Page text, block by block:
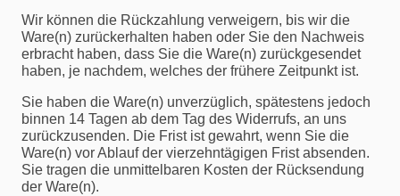
Wir können die Rückzahlung verweigern, bis wir die
Ware(n) zurückerhalten haben oder Sie den Nachweis
erbracht haben, dass Sie die Ware(n) zurückgesendet
haben, je nachdem, welches der frühere Zeitpunkt ist.
Sie haben die Ware(n) unverzüglich, spätestens jedoch
binnen 14 Tagen ab dem Tag des Widerrufs, an uns
zurückzusenden. Die Frist ist gewahrt, wenn Sie die
Ware(n) vor Ablauf der vierzehntägigen Frist absenden.
Sie tragen die unmittelbaren Kosten der Rücksendung
der Ware(n).